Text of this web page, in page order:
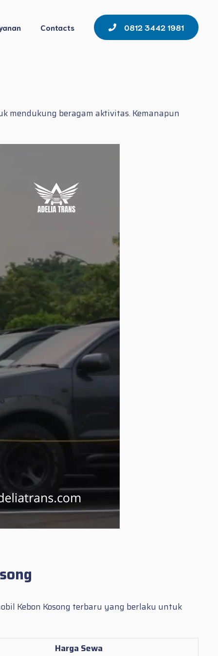
Contacts 0812 3442 1981
mendukung beragam aktivitas. Kemanapun
Kebon Kosong terbaru yang berlaku untuk
Harga Sewa